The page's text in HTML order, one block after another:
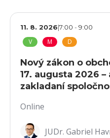
11. 8. 2026|7:00 - 9:00
V M D
Nový zákon o
17. augusta 2026
zakladaní
Online
JUDr. Gabriel